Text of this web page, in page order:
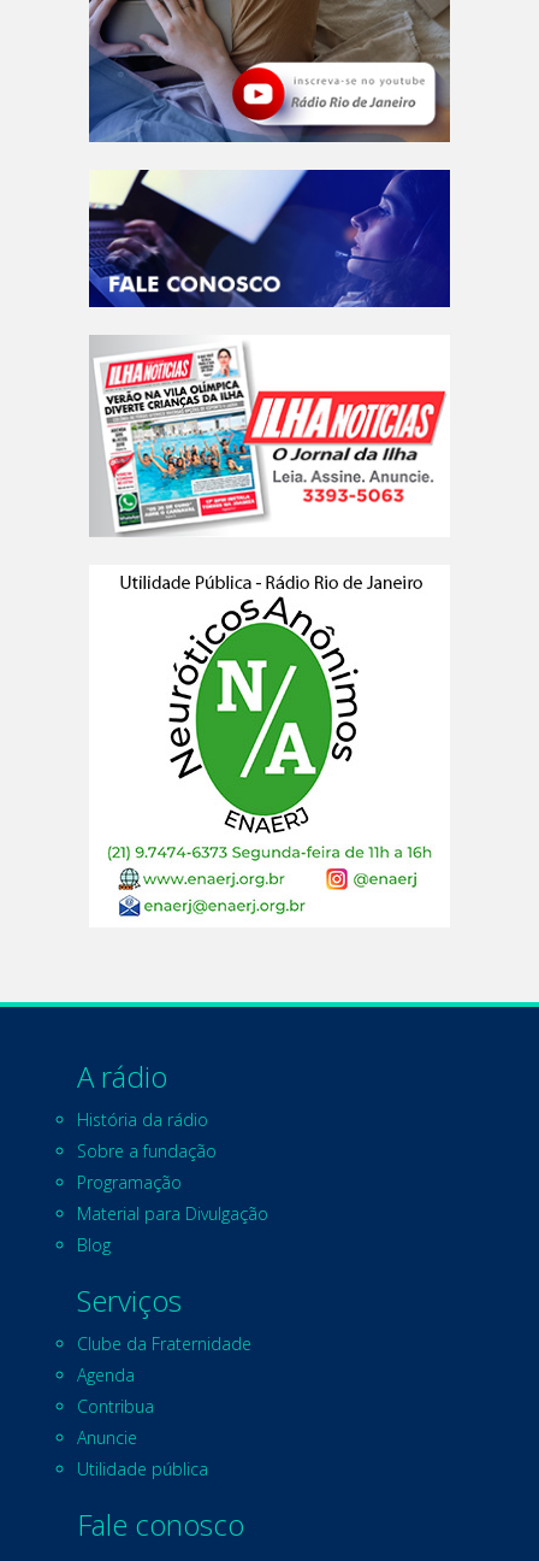
A rádio
História da rádio
Sobre a fundação
Programação
Material para Divulgação
Blog
Serviços
Clube da Fraternidade
Agenda
Contribua
Anuncie
Utilidade pública
Fale conosco